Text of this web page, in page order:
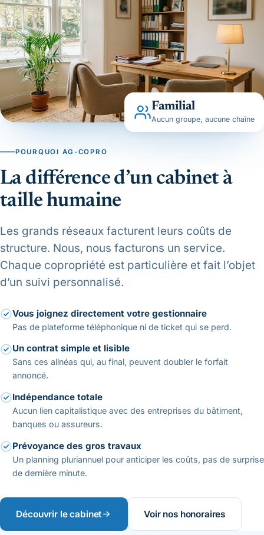
Familial
Aucun groupe, aucune chaîne
POURQUOI AG-COPRO
La différence d’un cabinet à
taille humaine
Les grands réseaux facturent leurs coûts de
structure. Nous, nous facturons un service.
Chaque copropriété est particulière et fait l’objet
d’un suivi personnalisé.
Vous joignez directement votre gestionnaire
Pas de plateforme téléphonique ni de ticket qui se perd.
Un contrat simple et lisible
Sans ces alinéas qui, au final, peuvent doubler le forfait
annoncé.
Indépendance totale
Aucun lien capitalistique avec des entreprises du bâtiment,
banques ou assureurs.
Prévoyance des gros travaux
Un planning pluriannuel pour anticiper les coûts, pas de surprise
de dernière minute.
Découvrir le cabinet Voir nos honoraires